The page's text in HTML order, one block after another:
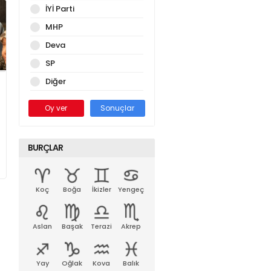
İYİ Parti
MHP
Deva
SP
Diğer
Oy ver Sonuçlar
BURÇLAR
Koç Boğa İkizler Yengeç
Aslan Başak Terazi Akrep
Yay Oğlak Kova Balık